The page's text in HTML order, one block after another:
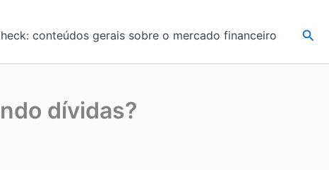
conteúdos gerais sobre o mercado financeiro
dívidas?